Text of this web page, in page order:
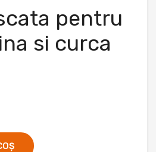
pentru
si curca